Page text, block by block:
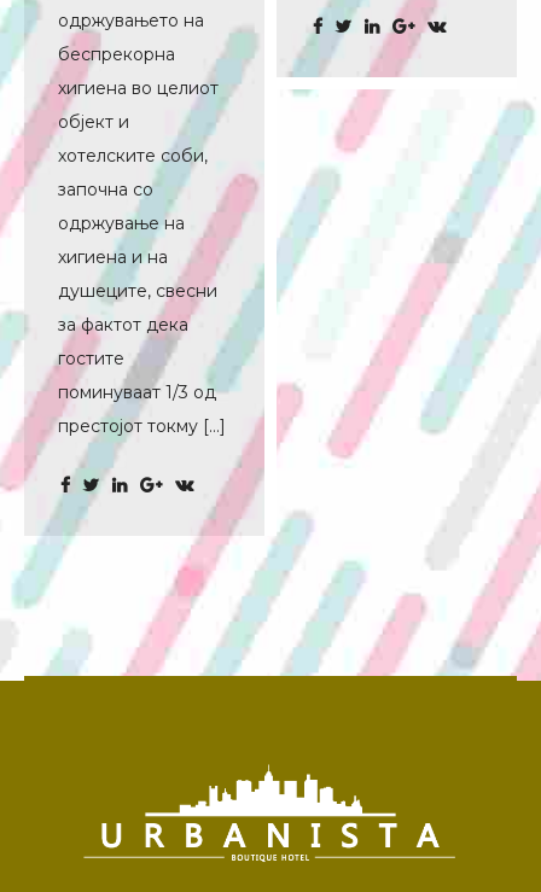
одржувањето на
беспрекорна
хигиена во целиот
објект и
хотелските соби,
започна со
одржување на
хигиена и на
душеците, свесни
за фактот дека
гостите
поминуваат 1/3 од
престојот токму […]